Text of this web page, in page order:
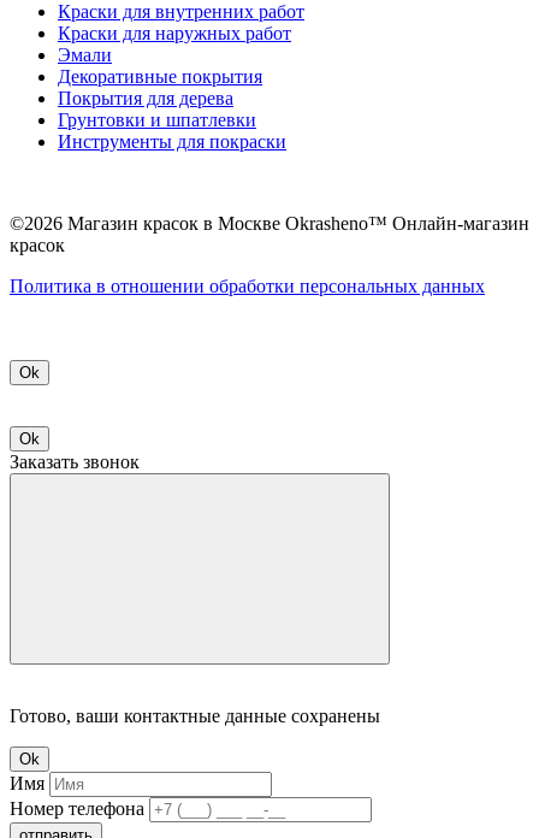
Краски для внутренних работ
Краски для наружных работ
Эмали
Декоративные покрытия
Покрытия для дерева
Грунтовки и шпатлевки
Инструменты для покраски
©2026 Магазин красок в Москве Okrasheno™ Онлайн-магазин
красок
Политикa в отношении обработки персональных данных
Ok
Ok
Заказать звонок
Готово, ваши контактные данные сохранены
Ok
Имя
Номер телефона